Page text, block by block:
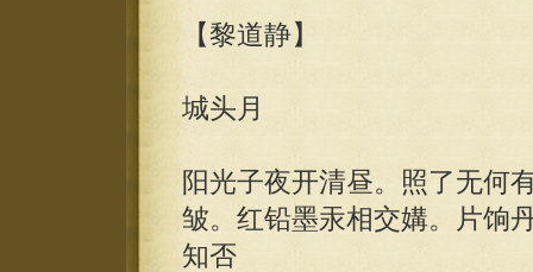
【黎道静】
城头月
阳光子夜开清昼。照了无何
皱。红铅墨汞相交媾。片饷
知否